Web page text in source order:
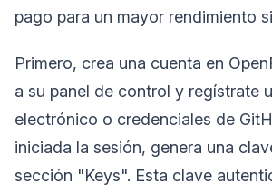
pago para un mayor rendimiento
Primero, crea una cuenta en
a su panel de control y regístrate
electrónico o credenciales de
iniciada la sesión, genera una
sección "Keys". Esta clave